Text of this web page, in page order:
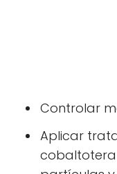
Controlar
Aplicar